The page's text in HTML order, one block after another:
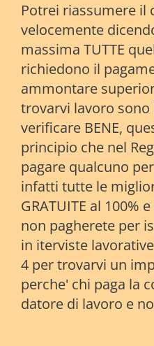
Potrei riassumere il
velocemente
massima TUTTE
richiedono il
ammontare
trovarvi lavoro sono
verificare BENE,
principio che nel
pagare qualcuno
infatti tutte le
GRATUITE al 100%
non pagherete per
in iterviste
4 per trovarvi un
perche' chi paga la
datore di lavoro e